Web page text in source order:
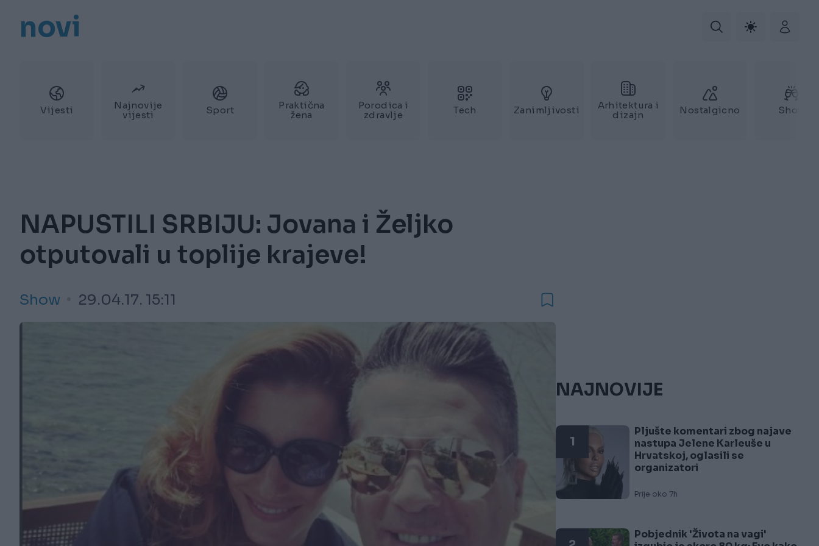
novi
Vijesti
Najnovije
vijesti
Sport
Praktična
žena
Porodica i
zdravlje
Tech Zanimljivosti
Arhitektura i
dizajn
Nostalgicno Show
NAPUSTILI SRBIJU: Jovana i Željko
otputovali u toplije krajeve!
Show 29.04.17. 15:11
NAJNOVIJE
1
Pljušte komentari zbog najave
nastupa Jelene Karleuše u
Hrvatskoj, oglasili se
organizatori
Prije oko 7h
Pobjednik 'Života na vagi'